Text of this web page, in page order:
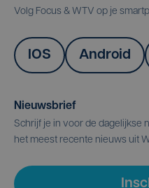
Volg Focus & WTV op je
IOS Android
Nieuwsbrief
Schrijf je in voor de dagelijkse
het meest recente nieuws uit